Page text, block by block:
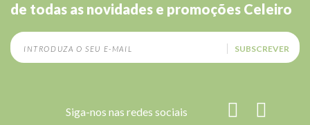
de todas as novidades e promoções Celeiro
SUBSCREVER
Siga-nos nas redes sociais